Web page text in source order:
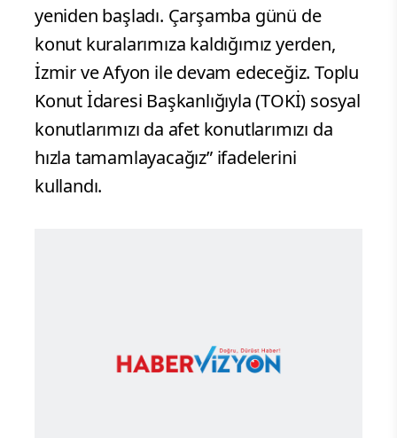
yeniden başladı. Çarşamba günü de
konut kuralarımıza kaldığımız yerden,
İzmir ve Afyon ile devam edeceğiz. Toplu
Konut İdaresi Başkanlığıyla (TOKİ) sosyal
konutlarımızı da afet konutlarımızı da
hızla tamamlayacağız” ifadelerini
kullandı.